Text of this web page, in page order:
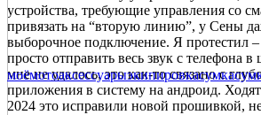
устройства, требующие управления со
привязать на “вторую линию”, у Сены
выборочное подключение. Я протестил –
просто отправить весь звук с телефона
мне не удалось, это как-то связано с
приложения в систему на андроид.
2024 это исправили новой прошивкой,
моёмотоаксессуарыэкипировкасумка